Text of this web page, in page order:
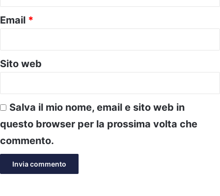
Email *
Sito web
Salva il mio nome, email e sito web in
questo browser per la prossima volta che
commento.